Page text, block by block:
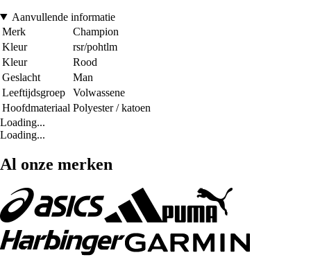
Aanvullende informatie
Merk
Champion
Kleur
rsr/pohtlm
Kleur
Rood
Geslacht
Man
Leeftijdsgroep
Volwassene
Hoofdmateriaal Polyester / katoen
Loading...
Loading...
Al onze merken